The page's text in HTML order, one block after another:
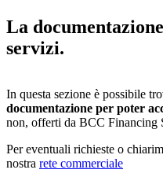
La
servizi.
In questa sezione è possibile
documentazione per poter
non, offerti da BCC Financing
Per eventuali richieste o
nostra rete commerciale